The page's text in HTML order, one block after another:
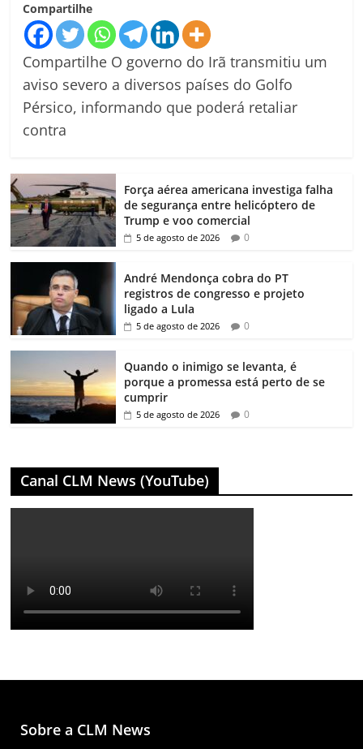
Compartilhe
Compartilhe O governo do Irã transmitiu um
aviso severo a diversos países do Golfo
Pérsico, informando que poderá retaliar
contra
Força aérea americana investiga falha
de segurança entre helicóptero de
Trump e voo comercial
5 de agosto de 2026 0
André Mendonça cobra do PT
registros de congresso e projeto
ligado a Lula
5 de agosto de 2026 0
Quando o inimigo se levanta, é
porque a promessa está perto de se
cumprir
5 de agosto de 2026 0
Canal CLM News (YouTube)
Sobre a CLM News